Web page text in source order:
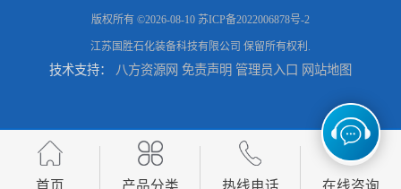
输油臂_输油臂批发_输油臂厂家 活动登船梯 鹤管折叠梯 化工装卸平台
版权所有 ©2026-08-10 苏ICP备2022006878号-2
江苏国胜石化装备科技有限公司 保留所有权利.
技术支持： 八方资源网 免责声明 管理员入口 网站地图
首页 产品分类 热线电话 在线咨询